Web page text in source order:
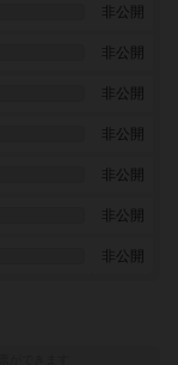
非公開
非公開
非公開
非公開
非公開
非公開
非公開